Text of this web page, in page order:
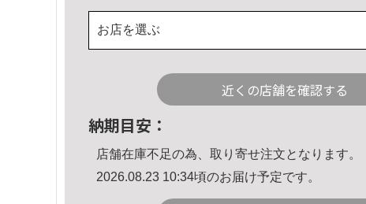
お店を選ぶ
近くの店舗を確認する
納期目安：
店舗在庫不足の為、取り寄せ注文となります。
2026.08.23 10:34頃のお届け予定です。